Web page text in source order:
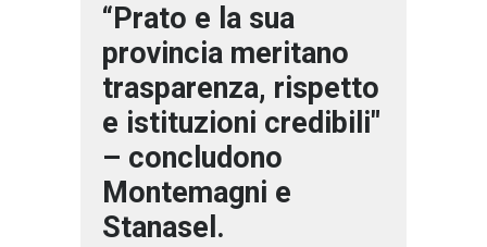
“Prato e la sua
provincia meritano
trasparenza, rispetto
e istituzioni credibili"
– concludono
Montemagni e
Stanasel.